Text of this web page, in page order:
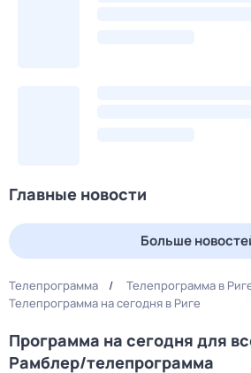
Главные новости
Больше
Телепрограмма
Телепрограмма в
Телепрограмма на сегодня в Риге
Программа на сегодня для
Рамблер/телепрограмма